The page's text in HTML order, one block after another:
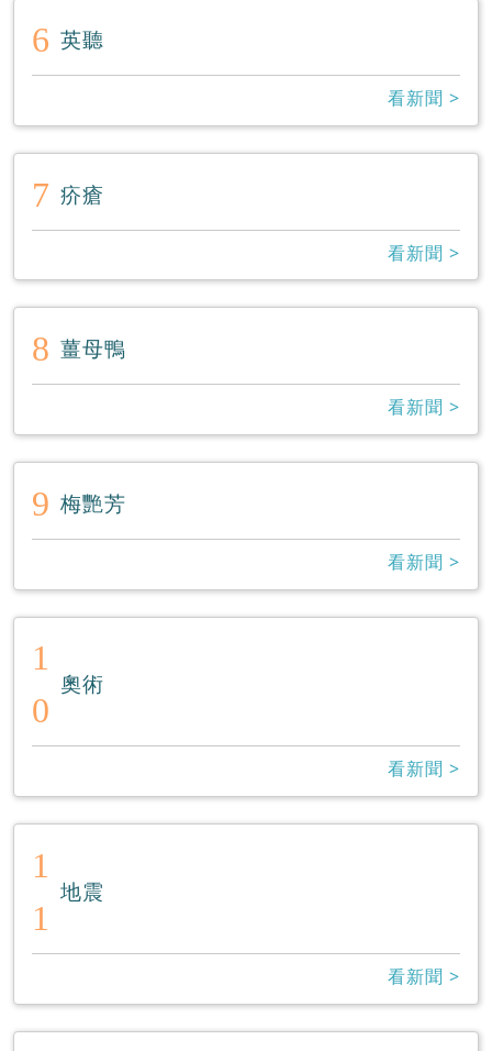
6 英聽
看新聞 >
7 疥瘡
看新聞 >
8 薑母鴨
看新聞 >
9 梅艷芳
看新聞 >
1
0
奧術
看新聞 >
1
1
地震
看新聞 >